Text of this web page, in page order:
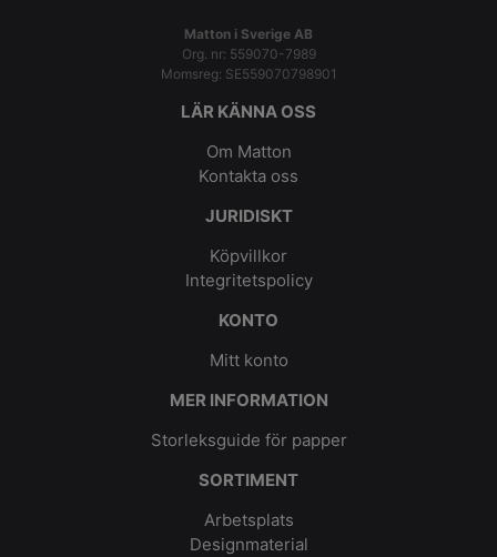
Matton i Sverige AB
Org. nr: 559070-7989
Momsreg: SE559070798901
LÄR KÄNNA OSS
Om Matton
Kontakta oss
JURIDISKT
Köpvillkor
Integritetspolicy
KONTO
Mitt konto
MER INFORMATION
Storleksguide för papper
SORTIMENT
Arbetsplats
Designmaterial